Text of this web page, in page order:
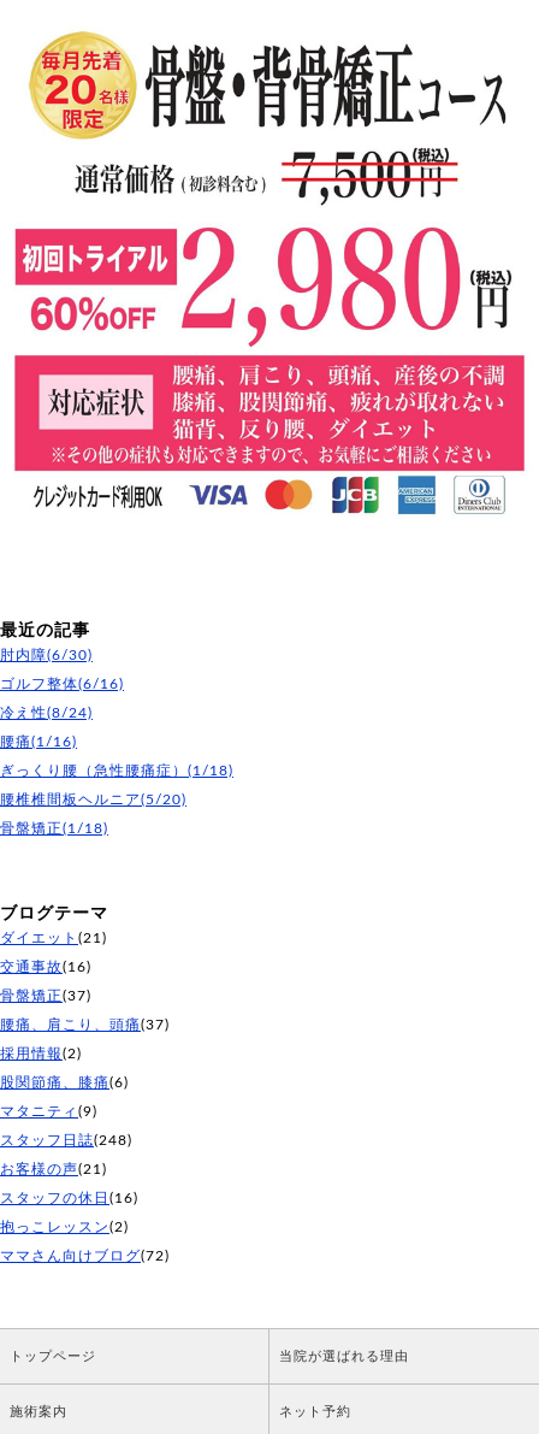
最近の記事
肘内障(6/30)
ゴルフ整体(6/16)
冷え性(8/24)
腰痛(1/16)
ぎっくり腰（急性腰痛症）(1/18)
腰椎椎間板ヘルニア(5/20)
骨盤矯正(1/18)
ブログテーマ
ダイエット (21)
交通事故(16)
骨盤矯正(37)
腰痛、肩こり、頭痛(37)
採用情報(2)
股関節痛、膝痛(6)
マタニティ (9)
スタッフ日誌(248)
お客様の声(21)
スタッフの休日 (16)
抱っこレッスン(2)
ママさん向けブログ(72)
トップページ 当院が選ばれる理由
施術案内 ネット予約